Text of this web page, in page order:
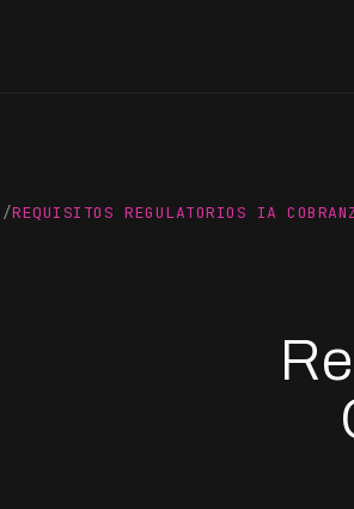
/REQUISITOS REGULATORIOS IA